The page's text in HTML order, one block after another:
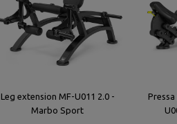
Leg extension MF-U011 2.0 -
Marbo Sport